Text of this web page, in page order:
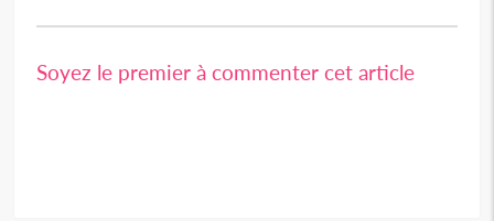
Soyez le premier à commenter cet article